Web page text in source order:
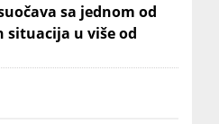
sa jednom od
u više od